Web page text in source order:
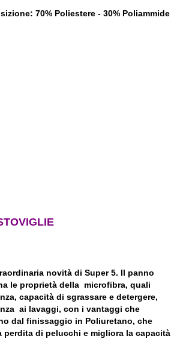
70% Poliestere - 30% Poliammide
novità di Super 5. Il panno
le proprietà della microfibra, quali
capacità di sgrassare e detergere,
ai lavaggi, con i vantaggi che
dal finissaggio in Poliuretano, che
perdita di pelucchi e migliora la capacità